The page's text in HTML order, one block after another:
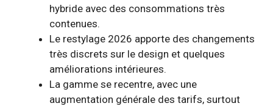
hybride avec des consommations très
contenues.
Le restylage 2026 apporte des changements
très discrets sur le design et quelques
améliorations intérieures.
La gamme se recentre, avec une
augmentation générale des tarifs, surtout